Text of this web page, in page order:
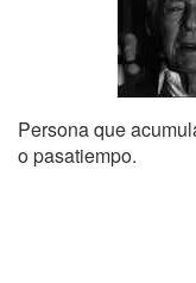
Persona que
o pasatiempo.